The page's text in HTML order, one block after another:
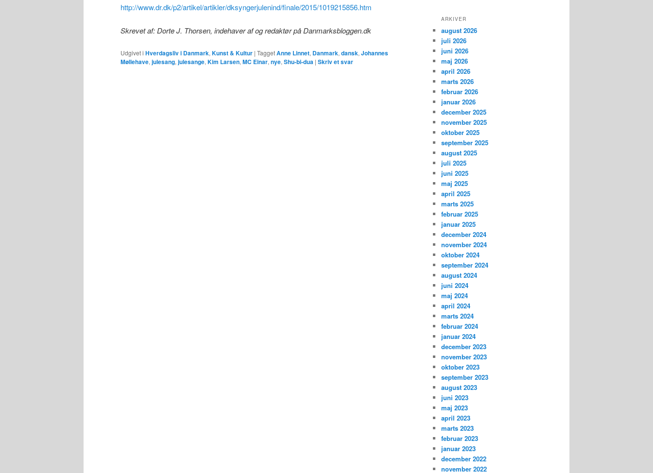
http://www.dr.dk/p2/artikel/artikler/dksyngerjulenind/finale/2015/1019215856.htm
Skrevet af: Dorte J. Thorsen, indehaver af og redaktør på Danmarksbloggen.dk
Udgivet i Hverdagsliv i Danmark, Kunst & Kultur | TaggetAnne Linnet, Danmark, dansk, Johannes
Møllehave, julesang, julesange, Kim Larsen, MC Einar, nye, Shu-bi-dua | Skriv et svar
ARKIVER
august 2026
juli 2026
juni 2026
maj 2026
april 2026
marts 2026
februar 2026
januar 2026
december 2025
november 2025
oktober 2025
september 2025
august 2025
juli 2025
juni 2025
maj 2025
april 2025
marts 2025
februar 2025
januar 2025
december 2024
november 2024
oktober 2024
september 2024
august 2024
juni 2024
maj 2024
april 2024
marts 2024
februar 2024
januar 2024
december 2023
november 2023
oktober 2023
september 2023
august 2023
juni 2023
maj 2023
april 2023
marts 2023
februar 2023
januar 2023
december 2022
november 2022